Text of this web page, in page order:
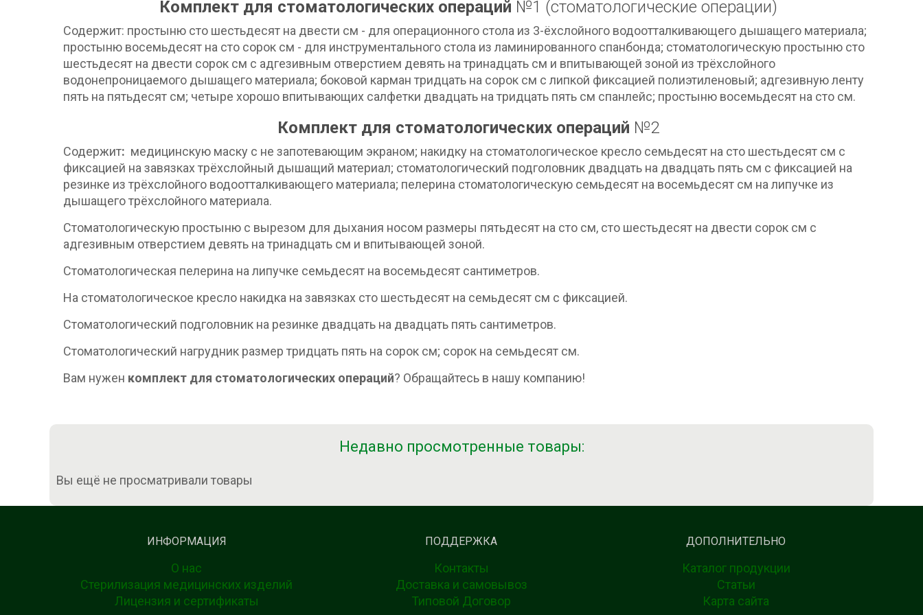
Комплект для стоматологических операций №1 (стоматологические операции)
Содержит: простыню сто шестьдесят на двести см - для операционного стола из 3-ёхслойного водоотталкивающего дышащего материала;
простыню восемьдесят на сто сорок см - для инструментального стола из ламинированного спанбонда; стоматологическую простыню сто
шестьдесят на двести сорок см с адгезивным отверстием девять на тринадцать см и впитывающей зоной из трёхслойного
водонепроницаемого дышащего материала; боковой карман тридцать на сорок см с липкой фиксацией полиэтиленовый; адгезивную ленту
пять на пятьдесят см; четыре хорошо впитывающих салфетки двадцать на тридцать пять см спанлейс; простыню восемьдесят на сто см.
Комплект для стоматологических операций №2
Содержит: медицинскую маску с не запотевающим экраном; накидку на стоматологическое кресло семьдесят на сто шестьдесят см с
фиксацией на завязках трёхслойный дышащий материал; стоматологический подголовник двадцать на двадцать пять см с фиксацией на
резинке из трёхслойного водоотталкивающего материала; пелерина стоматологическую семьдесят на восемьдесят см на липучке из
дышащего трёхслойного материала.
Стоматологическую простыню с вырезом для дыхания носом размеры пятьдесят на сто см, сто шестьдесят на двести сорок см с
адгезивным отверстием девять на тринадцать см и впитывающей зоной.
Стоматологическая пелерина на липучке семьдесят на восемьдесят сантиметров.
На стоматологическое кресло накидка на завязках сто шестьдесят на семьдесят см с фиксацией.
Стоматологический подголовник на резинке двадцать на двадцать пять сантиметров.
Стоматологический нагрудник размер тридцать пять на сорок см; сорок на семьдесят см.
Вам нужен комплект для стоматологических операций? Обращайтесь в нашу компанию!
Недавно просмотренные товары:
Вы ещё не просматривали товары
ИНФОРМАЦИЯ
О нас
Стерилизация медицинских изделий
Лицензия и сертификаты
ПОДДЕРЖКА
Контакты
Доставка и самовывоз
Типовой Договор
ДОПОЛНИТЕЛЬНО
Каталог продукции
Статьи
Карта сайта